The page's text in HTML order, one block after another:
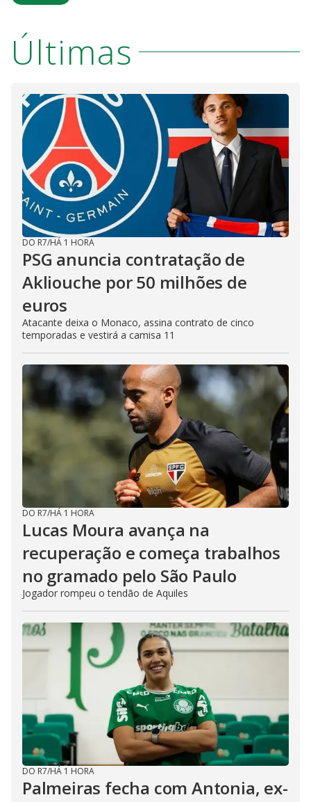
Últimas
DO R7/HÁ 1 HORA
PSG anuncia contratação de
Akliouche por 50 milhões de
euros
Atacante deixa o Monaco, assina contrato de cinco
temporadas e vestirá a camisa 11
DO R7/HÁ 1 HORA
Lucas Moura avança na
recuperação e começa trabalhos
no gramado pelo São Paulo
Jogador rompeu o tendão de Aquiles
DO R7/HÁ 1 HORA
Palmeiras fecha com Antonia, ex-